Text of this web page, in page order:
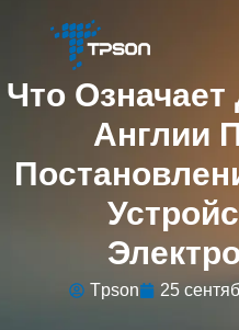
Что
Англии
Tpson 25